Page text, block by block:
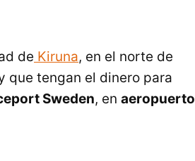
de Kiruna, en el norte de
que tengan el dinero para
Sweden, en aeropuerto